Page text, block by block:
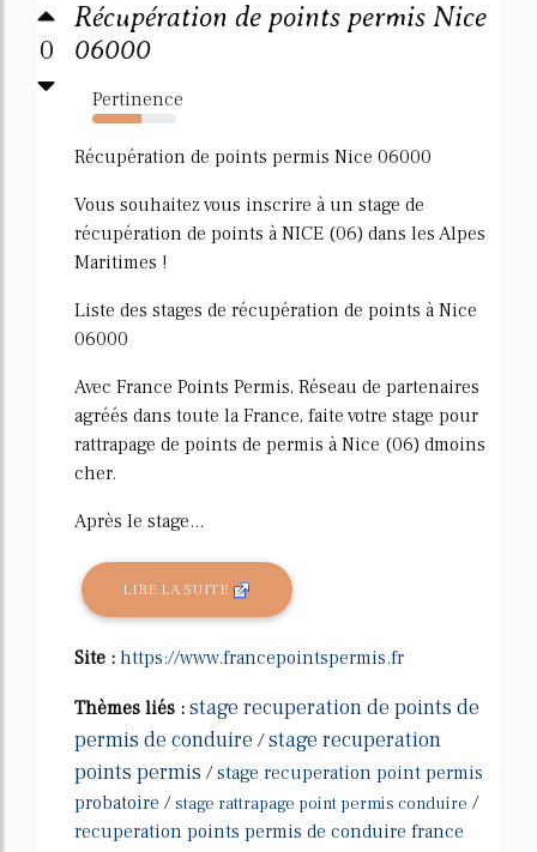
0
Récupération de points permis Nice
06000
Pertinence
58%
Récupération de points permis Nice 06000
Vous souhaitez vous inscrire à un stage de
récupération de points à NICE (06) dans les Alpes
Maritimes !
Liste des stages de récupération de points à Nice
06000
Avec France Points Permis, Réseau de partenaires
agréés dans toute la France, faite votre stage pour
rattrapage de points de permis à Nice (06) dmoins
cher.
Après le stage...
LIRE LA SUITE
Site : https://www.francepointspermis.fr
Thèmes liés : stage recuperation de points de
permis de conduire /stage recuperation
points permis /stage recuperation point permis
probatoire /stage rattrapage point permis conduire /
recuperation points permis de conduire france